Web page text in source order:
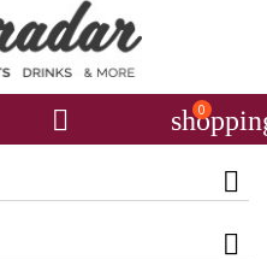
 0